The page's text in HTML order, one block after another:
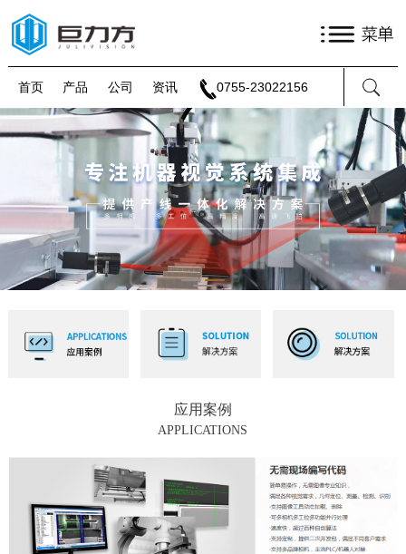
首页 产品 公司 资讯 0755-23022156
应用案例
APPLICATIONS